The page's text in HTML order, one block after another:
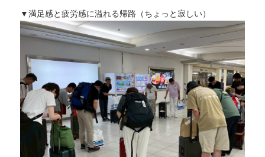
▼満足感と疲労感に溢れる帰路（ちょっと寂しい）